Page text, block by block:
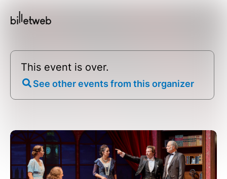
This event is over.
See other events from this organizer